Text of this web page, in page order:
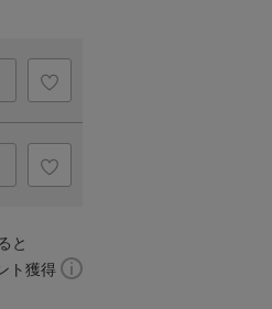
と
ト獲得